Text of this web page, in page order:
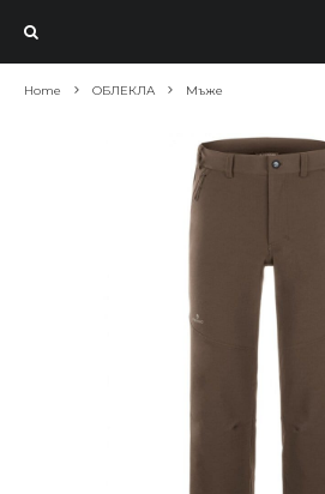
Home ОБЛЕКЛА Мъже